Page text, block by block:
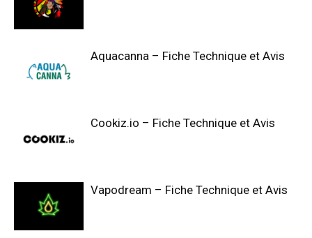
Aquacanna – Fiche Technique et Avis
Cookiz.io – Fiche Technique et Avis
Vapodream – Fiche Technique et Avis